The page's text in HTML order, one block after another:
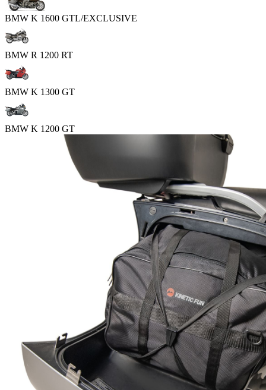
BMW K 1600 GTL/EXCLUSIVE
BMW R 1200 RT
BMW K 1300 GT
BMW K 1200 GT